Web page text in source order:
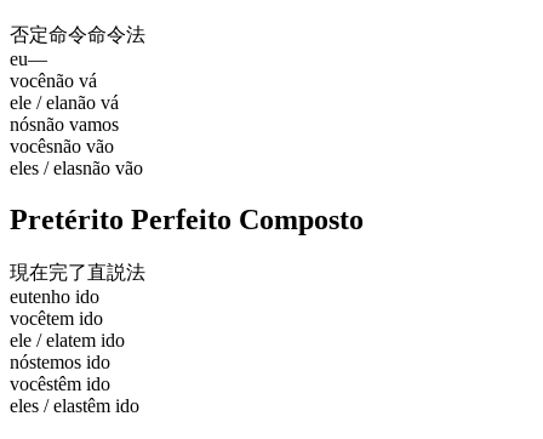
否定命令命令法
eu—
vocênão vá
ele / elanão vá
nósnão vamos
vocêsnão vão
eles / elasnão vão
Pretérito Perfeito Composto
現在完了直説法
eutenho ido
vocêtem ido
ele / elatem ido
nóstemos ido
vocêstêm ido
eles / elastêm ido